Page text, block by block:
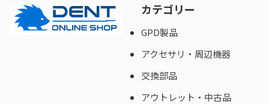
カテゴリー
GPD製品
アクセサリ・周辺機器
交換部品
アウトレット・中古品